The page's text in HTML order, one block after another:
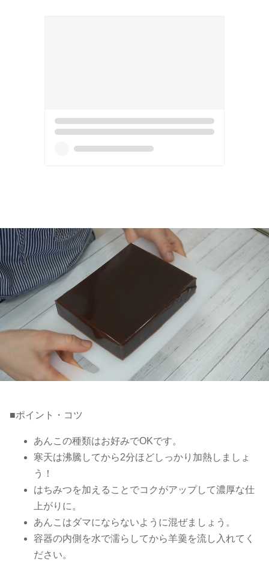
■ポイント・コツ
あんこの種類はお好みでOKです。
寒天は沸騰してから2分ほどしっかり加熱しましょ
う！
はちみつを加えることでコクがアップして濃厚な仕
上がりに。
あんこはダマにならないように混ぜましょう。
容器の内側を水で濡らしてから羊羹を流し入れてく
ださい。